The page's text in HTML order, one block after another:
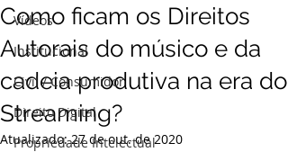
Vídeos
Institucional
Civil / Consumidor
Direito Digital
Propriedade Intelectual
Como ficam os Direitos
Autorais do músico e da
cadeia produtiva na era do
Streaming?
Atualizado:27 de out. de 2020